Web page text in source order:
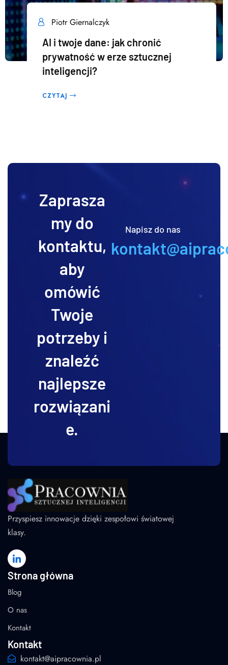
Piotr Giernalczyk
AI i twoje dane: jak chronić
prywatność w erze sztucznej
inteligencji?
CZYTAJ
Zaprasza
my do
kontaktu,
aby
omówić
Twoje
potrzeby i
znaleźć
najlepsze
rozwiązani
e.
Napisz do nas
Przyspiesz innowacje dzięki zespołowi światowej
klasy.
Strona główna
Blog
O nas
Kontakt
Kontakt
kontakt@aipracownia.pl